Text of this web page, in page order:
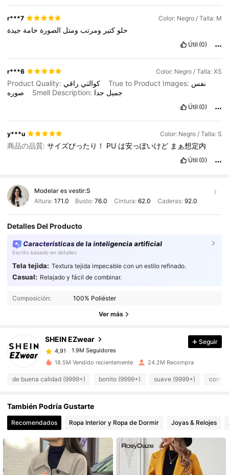
r***7 Color: Negro / Talla: M
حلو كتير ومرتب ومتل الصورة خامة جيدة
Útil (0)
r***6 Color: Negro / Talla: XS
Product Quality: كوالتي True to Product Images: نفس
Smell Description: جميل جدا
Útil (0)
y***u Color: Negro / Talla: S
商品の品質:サイズぴったり！ PU は安っぽいけど まぁ想定内
Útil (0)
Modelar es vestir:S
Altura: 171.0 Busto:76.0 Cintura: 62.0 Caderas: 92.0
Detalles Del Producto
Características de la inteligencia artificial
Escrito basado en detalles
Tela tejida: Textura tejida impecable con un estilo refinado.
Casual: Relajado y fácil de combinar.
Composición: 100% Poliéster
Ver más
SHEIN EZwear
1.9M Seguidores
4,91 1.9M Seguidores
4,91 1.9M Seguidores
4,91
4,91 1.9M Seguidores
Seguir
18.5M Vendido recientemente 24.2M Recompra
de buena calidad (9999+) bonito (9999+) suave (9999+) como
También Podría Gustarte
Recomendados Ropa Interior y Ropa de Dormir Joyas & Relojes